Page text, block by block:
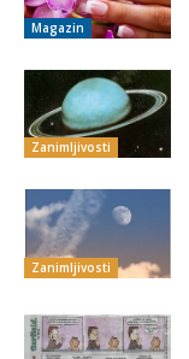
Magazin
Zanimljivosti
Zanimljivosti